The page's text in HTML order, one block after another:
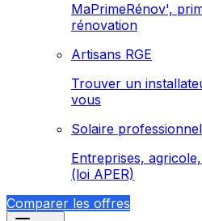
MaPrimeRénov',
rénovation
Artisans RGE
Trouver un
vous
Solaire professionnel
Entreprises,
(loi APER)
Comparer les offres